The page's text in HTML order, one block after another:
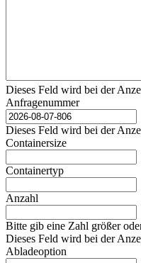
Dieses Feld wird bei der
Anfragenummer
Dieses Feld wird bei der
Containersize
Containertyp
Anzahl
Bitte gib eine Zahl größer
Dieses Feld wird bei der
Abladeoption